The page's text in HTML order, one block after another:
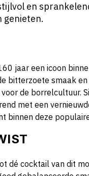
en
genieten.
jaar een icoon
bitterzoete smaak
de borrelcultuur.
met een
binnen deze
dé cocktail van dit